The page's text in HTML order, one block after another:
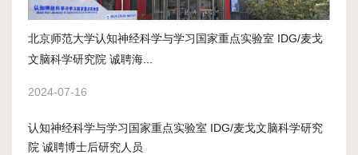
北京师范大学认知神经科学与学习国家重点实验室 IDG/麦戈
文脑科学研究院 诚聘海...
2024-07-16
认知神经科学与学习国家重点实验室 IDG/麦戈文脑科学研究
院 诚聘博士后研究人员